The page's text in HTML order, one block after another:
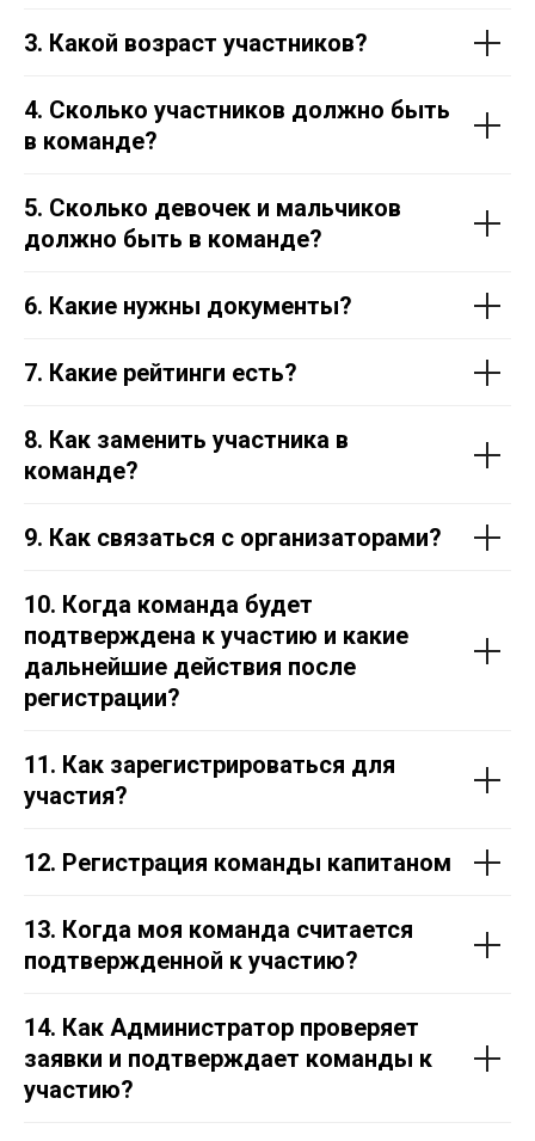
3. Какой возраст участников?
4. Сколько участников должно быть
в команде?
5. Сколько девочек и мальчиков
должно быть в команде?
6. Какие нужны документы?
7. Какие рейтинги есть?
8. Как заменить участника в
команде?
9. Как связаться с организаторами?
10. Когда команда будет
подтверждена к участию и какие
дальнейшие действия после
регистрации?
11. Как зарегистрироваться для
участия?
12. Регистрация команды капитаном
13. Когда моя команда считается
подтвержденной к участию?
14. Как Администратор проверяет
заявки и подтверждает команды к
участию?